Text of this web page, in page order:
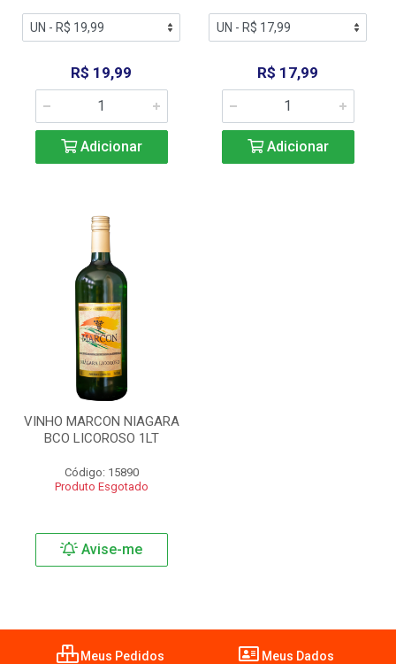
R$ 19,99
Adicionar
R$ 17,99
Adicionar
VINHO MARCON NIAGARA
BCO LICOROSO 1LT
Código: 15890
Produto Esgotado
Avise-me
Meus Pedidos Meus Dados